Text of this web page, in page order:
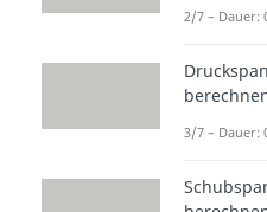
um die
Dabei
gelegt,
dass die
2/7 – Dauer:
3/7 – Dauer: